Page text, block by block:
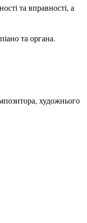
та вправності, а
та органа.
художнього